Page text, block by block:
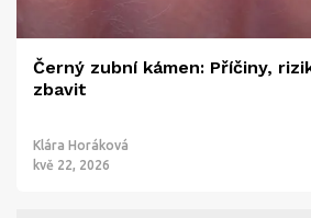
Černý zubní kámen: Příčiny,
zbavit
Klára Horáková
kvě 22, 2026